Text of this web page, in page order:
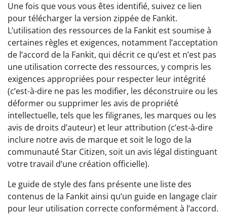
Une fois que vous vous êtes identifié, suivez ce lien
pour télécharger la version zippée de Fankit.
L’utilisation des ressources de la Fankit est soumise à
certaines règles et exigences, notamment l’acceptation
de l’accord de la Fankit, qui décrit ce qu’est et n’est pas
une utilisation correcte des ressources, y compris les
exigences appropriées pour respecter leur intégrité
(c’est-à-dire ne pas les modifier, les déconstruire ou les
déformer ou supprimer les avis de propriété
intellectuelle, tels que les filigranes, les marques ou les
avis de droits d’auteur) et leur attribution (c’est-à-dire
inclure notre avis de marque et soit le logo de la
communauté Star Citizen, soit un avis légal distinguant
votre travail d’une création officielle).
Le guide de style des fans présente une liste des
contenus de la Fankit ainsi qu’un guide en langage clair
pour leur utilisation correcte conformément à l’accord.